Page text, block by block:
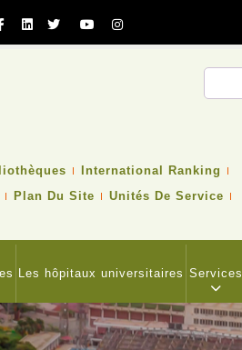
International Ranking
Plan Du Site
Unités De Service
Les hôpitaux universitaires Services